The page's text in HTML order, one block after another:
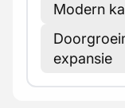
Modern
expansie